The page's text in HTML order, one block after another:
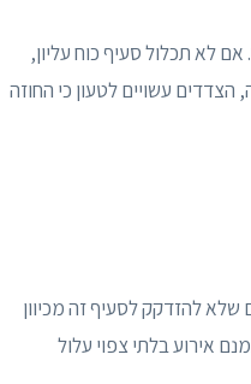
לא תכלול סעיף כוח עליון,
עשויים לטעון כי החוזה
שלא להזדקק לסעיף זה מכיוון
אירוע בלתי צפוי עלול